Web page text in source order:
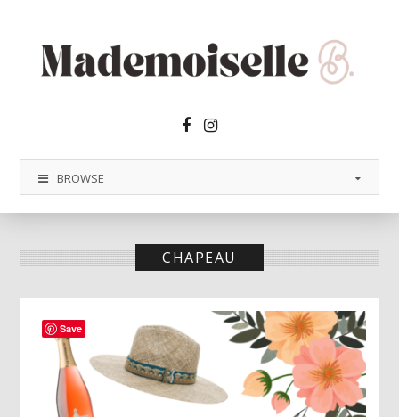
Facebook2
Instagram
BROWSE
CHAPEAU
Save